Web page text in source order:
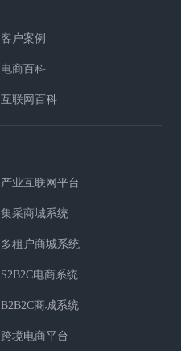
客户案例
电商百科
互联网百科
产业互联网平台
集采商城系统
多租户商城系统
S2B2C电商系统
B2B2C商城系统
跨境电商平台